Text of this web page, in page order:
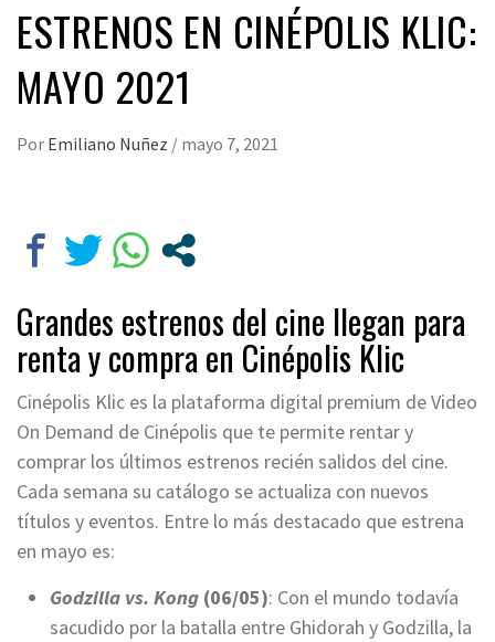
ESTRENOS EN CINÉPOLIS KLIC:
MAYO 2021
Por Emiliano Nuñez / mayo 7, 2021
Grandes estrenos del cine llegan para
renta y compra en Cinépolis Klic
Cinépolis Klic es la plataforma digital premium de Video
On Demand de Cinépolis que te permite rentar y
comprar los últimos estrenos recién salidos del cine.
Cada semana su catálogo se actualiza con nuevos
títulos y eventos. Entre lo más destacado que estrena
en mayo es:
Godzilla vs. Kong (06/05): Con el mundo todavía
sacudido por la batalla entre Ghidorah y Godzilla, la